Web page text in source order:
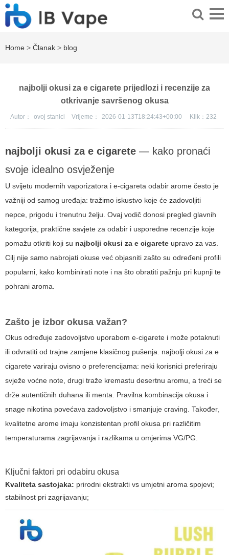
Home > Članak > blog
najbolji okusi za e cigarete prijedlozi i recenzije za
otkrivanje savršenog okusa
Autor： ovoj stanici Vrijeme： 2026-01-13T18:24:43+00:00 Klik： 232
najbolji okusi za e cigarete — kako pronaći
svoje idealno osvježenje
U svijetu modernih vaporizatora i e-cigareta odabir arome često je
važniji od samog uređaja: tražimo iskustvo koje će zadovoljiti
nepce, prigodu i trenutnu želju. Ovaj vodič donosi pregled glavnih
kategorija, praktične savjete za odabir i usporedne recenzije koje
pomažu otkriti koji su najbolji okusi za e cigarete upravo za vas.
Cilj nije samo nabrojati okuse već objasniti zašto su određeni profili
popularni, kako kombinirati note i na što obratiti pažnju pri kupnji te
pohrani aroma.
Zašto je izbor okusa važan?
Okus određuje zadovoljstvo uporabom e-cigarete i može potaknuti
ili odvratiti od trajne zamjene klasičnog pušenja. najbolji okusi za e
cigarete variraju ovisno o preferencijama: neki korisnici preferiraju
svježe voćne note, drugi traže kremastu desertnu aromu, a treći se
drže autentičnih duhana ili menta. Pravilna kombinacija okusa i
snage nikotina povećava zadovoljstvo i smanjuje craving. Također,
kvalitetne arome imaju konzistentan profil okusa pri različitim
temperaturama zagrijavanja i razlikama u omjerima VG/PG.
Ključni faktori pri odabiru okusa
Kvaliteta sastojaka: prirodni ekstrakti vs umjetni aroma spojevi;
stabilnost pri zagrijavanju;